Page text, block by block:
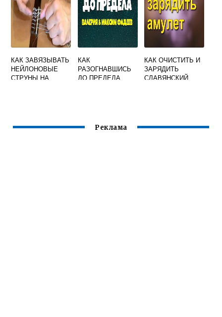
КАК ЗАВЯЗЫВАТЬ
НЕЙЛОНОВЫЕ
СТРУНЫ НА
КАК
РАЗОГНАВШИСЬ
ДО ПРЕДЕЛА
КАК ОЧИСТИТЬ И
ЗАРЯДИТЬ
СЛАВЯНСКИЙ
Реклама